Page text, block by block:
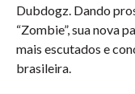
Dubdogz. Dando
“Zombie”, sua nova
mais escutados e
brasileira.